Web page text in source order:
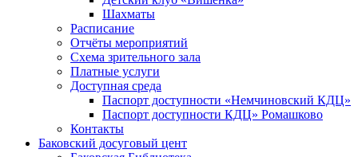
Шахматы
Расписание
Отчёты мероприятий
Схема зрительного зала
Платные услуги
Доступная среда
Паспорт доступности «Немчиновский КДЦ»
Паспорт доступности КДЦ» Ромашково
Контакты
Баковский досуговый цент